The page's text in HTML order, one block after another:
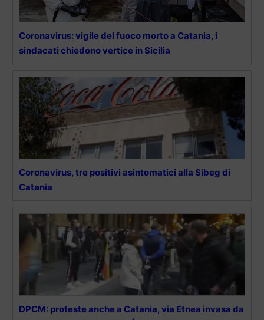
Coronavirus: vigile del fuoco morto a Catania, i
sindacati chiedono vertice in Sicilia
Coronavirus, tre positivi asintomatici alla Sibeg di
Catania
DPCM: proteste anche a Catania, via Etnea invasa da